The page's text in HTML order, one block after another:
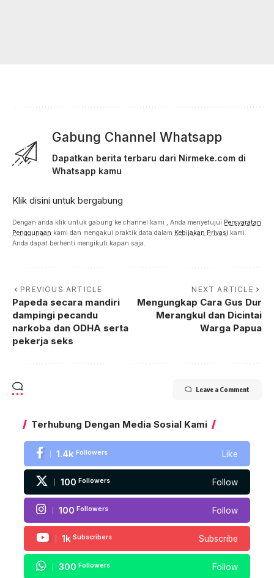
Gabung Channel Whatsapp
Dapatkan berita terbaru dari Nirmeke.com di
Whatsapp kamu
Klik disini untuk bergabung
Dengan anda klik untuk gabung ke channel kami , Anda menyetujui Persyaratan
Penggunaan kami dan mengakui praktik data dalam Kebijakan Privasi kami.
Anda dapat berhenti mengikuti kapan saja.
PREVIOUS ARTICLE
Papeda secara mandiri
dampingi pecandu
narkoba dan ODHA serta
pekerja seks
NEXT ARTICLE
Mengungkap Cara Gus Dur
Merangkul dan Dicintai
Warga Papua
Leave a Comment
Terhubung Dengan Media Sosial Kami
1.4k Followers Like
100 Followers Follow
100 Followers Follow
1k Subscribers Subscribe
300 Followers Follow